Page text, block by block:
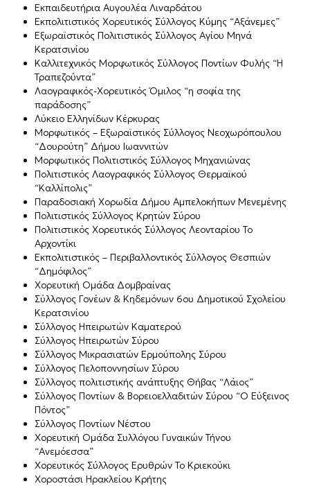
Εκπαιδευτήρια Αυγουλέα Λιναρδάτου
Εκπολιτιστικός Χορευτικός Σύλλογος Κύμης “Αξάνεμες”
Εξωραϊστικός Πολιτιστικός Σύλλογος Αγίου Μηνά
Κερατσινίου
Καλλιτεχνικός Μορφωτικός Σύλλογος Ποντίων Φυλής “Η
Τραπεζούντα”
Λαογραφικός-Χορευτικός Όμιλος “η σοφία της
παράδοσης”
Λύκειο Ελληνίδων Κέρκυρας
Μορφωτικός – Εξωραϊστικός Σύλλογος Νεοχωρόπουλου
“Δουρούτη” Δήμου Ιωαννιτών
Μορφωτικός Πολιτιστικός Σύλλογος Μηχανιώνας
Πολιτιστικός Λαογραφικός Σύλλογος Θερμαϊκού
“Καλλίπολις”
Παραδοσιακή Χορωδία Δήμου Αμπελοκήπων Μενεμένης
Πολιτιστικός Σύλλογος Κρητών Σύρου
Πολιτιστικός Χορευτικός Σύλλογος Λεονταρίου Το
Αρχοντίκι
Εκπολιτιστικός – Περιβαλλοντικός Σύλλογος Θεσπιών
“Δημόφιλος”
Χορευτική Ομάδα Δομβραίνας
Σύλλογος Γονέων & Κηδεμόνων 6ου Δημοτικού Σχολείου
Κερατσινίου
Σύλλογος Ηπειρωτών Καματερού
Σύλλογος Ηπειρωτών Σύρου
Σύλλογος Μικρασιατών Ερμούπολης Σύρου
Σύλλογος Πελοποννησίων Σύρου
Σύλλογος πολιτιστικής ανάπτυξης Θήβας “Λάιος”
Σύλλογος Ποντίων & Βορειοελλαδιτών Σύρου “Ο Εύξεινος
Πόντος”
Σύλλογος Ποντίων Νέστου
Χορευτική Ομάδα Συλλόγου Γυναικών Τήνου
“Ανεμόεσσα”
Χορευτικός Σύλλογος Ερυθρών Το Κριεκούκι
Χοροστάσι Ηρακλείου Κρήτης